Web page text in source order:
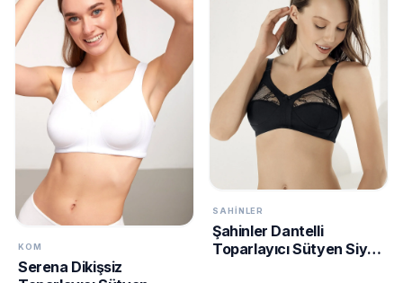
KOM
Serena Dikişsiz
SAHINLER
Şahinler Dantelli
Toparlayıcı Sütyen Siyah